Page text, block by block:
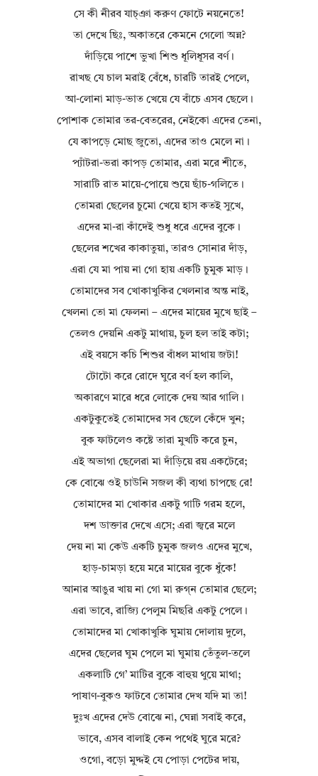
সে কী নীরব যাচ্‌ঞা করুণ ফোটে নয়নেতে!
তা দেখে ছিঃ, অকাতরে কেমনে গেলো অন্ন?
দাঁড়িয়ে পাশে ভুখা শিশু ধূলিধূসর বর্ণ।
রাখছ যে চাল মরাই বেঁধে, চারটি তারই পেলে,
আ-লোনা মাড়-ভাত খেয়ে যে বাঁচে এসব ছেলে।
পোশাক তোমার তর-বেতরের, নেইকো এদের তেনা,
যে কাপড়ে মোছ জুতো, এদের তাও মেলে না।
প্যাঁটরা-ভরা কাপড় তোমার, এরা মরে শীতে,
সারাটি রাত মায়ে-পোয়ে শুয়ে ছাঁচ-গলিতে।
তোমরা ছেলের চুমো খেয়ে হাস কতই সুখে,
এদের মা-রা কাঁদেই শুধু ধরে এদের বুকে।
ছেলের শখের কাকাতুয়া, তারও সোনার দাঁড়,
এরা যে মা পায় না গো হায় একটি চুমুক মাড়।
তোমাদের সব খোকাখুকির খেলনার অন্ত নাই,
খেলনা তো মা ফেলনা – এদের মায়ের মুখে ছাই –
তেলও দেয়নি একটু মাথায়, চুল হল তাই কটা;
এই বয়সে কচি শিশুর বাঁধল মাথায় জটা!
টোটো করে রোদে ঘুরে বর্ণ হল কালি,
অকারণে মারে ধরে লোকে দেয় আর গালি।
একটুকুতেই তোমাদের সব ছেলে কেঁদে খুন;
বুক ফাটলেও কষ্টে তারা মুখটি করে চুন,
এই অভাগা ছেলেরা মা দাঁড়িয়ে রয় একটেরে;
কে বোঝে ওই চাউনি সজল কী ব্যথা চাপছে রে!
তোমাদের মা খোকার একটু গাটি গরম হলে,
দশ ডাক্তার দেখে এসে; এরা জ্বরে মলে
দেয় না মা কেউ একটি চুমুক জলও এদের মুখে,
হাড়-চামড়া হয়ে মরে মায়ের বুকে ধুঁকে!
আনার আঙুর খায় না গো মা রুগ্‌ন তোমার ছেলে;
এরা ভাবে, রাজ্যি পেলুম মিছরি একটু পেলে।
তোমাদের মা খোকাখুকি ঘুমায় দোলায় দুলে,
এদের ছেলের ঘুম পেলে মা ঘুমায় তেঁতুল-তলে
একলাটি গে’ মাটির বুকে বাহুয় থুয়ে মাথা;
পাষাণ-বুকও ফাটবে তোমার দেখ যদি মা তা!
দুঃখ এদের দেউ বোঝে না, ঘেন্না সবাই করে,
ভাবে, এসব বালাই কেন পথেই ঘুরে মরে?
ওগো, বড়ো মুদ্দই যে পোড়া পেটের দায়,